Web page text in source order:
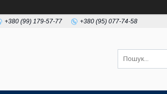
+380 (99) 179-57-77 +380 (95) 077-74-58